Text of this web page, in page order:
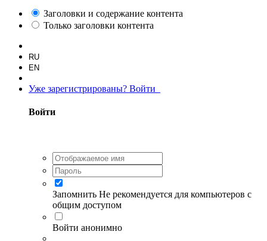
Заголовки и содержание контента
Только заголовки контента
RU
EN
Уже зарегистрированы? Войти
Войти
Запомнить Не рекомендуется для компьютеров с
общим доступом
Войти анонимно